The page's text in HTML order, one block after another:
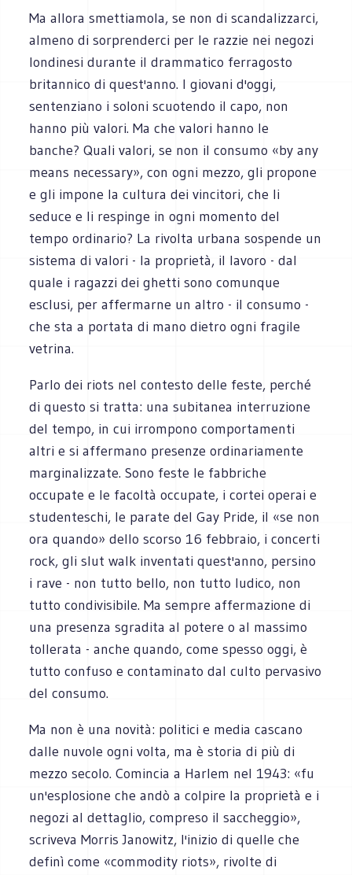
Ma allora smettiamola, se non di scandalizzarci,
almeno di sorprenderci per le razzie nei negozi
londinesi durante il drammatico ferragosto
britannico di quest'anno. I giovani d'oggi,
sentenziano i soloni scuotendo il capo, non
hanno più valori. Ma che valori hanno le
banche? Quali valori, se non il consumo «by any
means necessary», con ogni mezzo, gli propone
e gli impone la cultura dei vincitori, che li
seduce e li respinge in ogni momento del
tempo ordinario? La rivolta urbana sospende un
sistema di valori - la proprietà, il lavoro - dal
quale i ragazzi dei ghetti sono comunque
esclusi, per affermarne un altro - il consumo -
che sta a portata di mano dietro ogni fragile
vetrina.
Parlo dei riots nel contesto delle feste, perché
di questo si tratta: una subitanea interruzione
del tempo, in cui irrompono comportamenti
altri e si affermano presenze ordinariamente
marginalizzate. Sono feste le fabbriche
occupate e le facoltà occupate, i cortei operai e
studenteschi, le parate del Gay Pride, il «se non
ora quando» dello scorso 16 febbraio, i concerti
rock, gli slut walk inventati quest'anno, persino
i rave - non tutto bello, non tutto ludico, non
tutto condivisibile. Ma sempre affermazione di
una presenza sgradita al potere o al massimo
tollerata - anche quando, come spesso oggi, è
tutto confuso e contaminato dal culto pervasivo
del consumo.
Ma non è una novità: politici e media cascano
dalle nuvole ogni volta, ma è storia di più di
mezzo secolo. Comincia a Harlem nel 1943: «fu
un'esplosione che andò a colpire la proprietà e i
negozi al dettaglio, compreso il saccheggio»,
scriveva Morris Janowitz, l'inizio di quelle che
definì come «commodity riots», rivolte di